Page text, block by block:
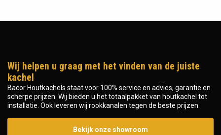
Wij helpen u graag met het vinden van de juiste
kachel
Bacor Houtkachels staat voor 100% service en advies, garantie en
scherpe prijzen. Wij bieden u het totaalpakket van houtkachel tot
installatie. Ook leveren wij rookkanalen tegen de beste prijzen.
Bekijk onze showroom